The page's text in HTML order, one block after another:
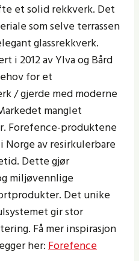
et solid rekkverk. Det
som selve terrassen
glassrekkverk.
i 2012 av Ylva og Bård
for et
/ gjerde med moderne
manglet
Forefence-produktene
Norge av resirkulerbare
Dette gjør
miljøvennlige
Det unike
gir stor
Få mer inspirasjon
her:Forefence